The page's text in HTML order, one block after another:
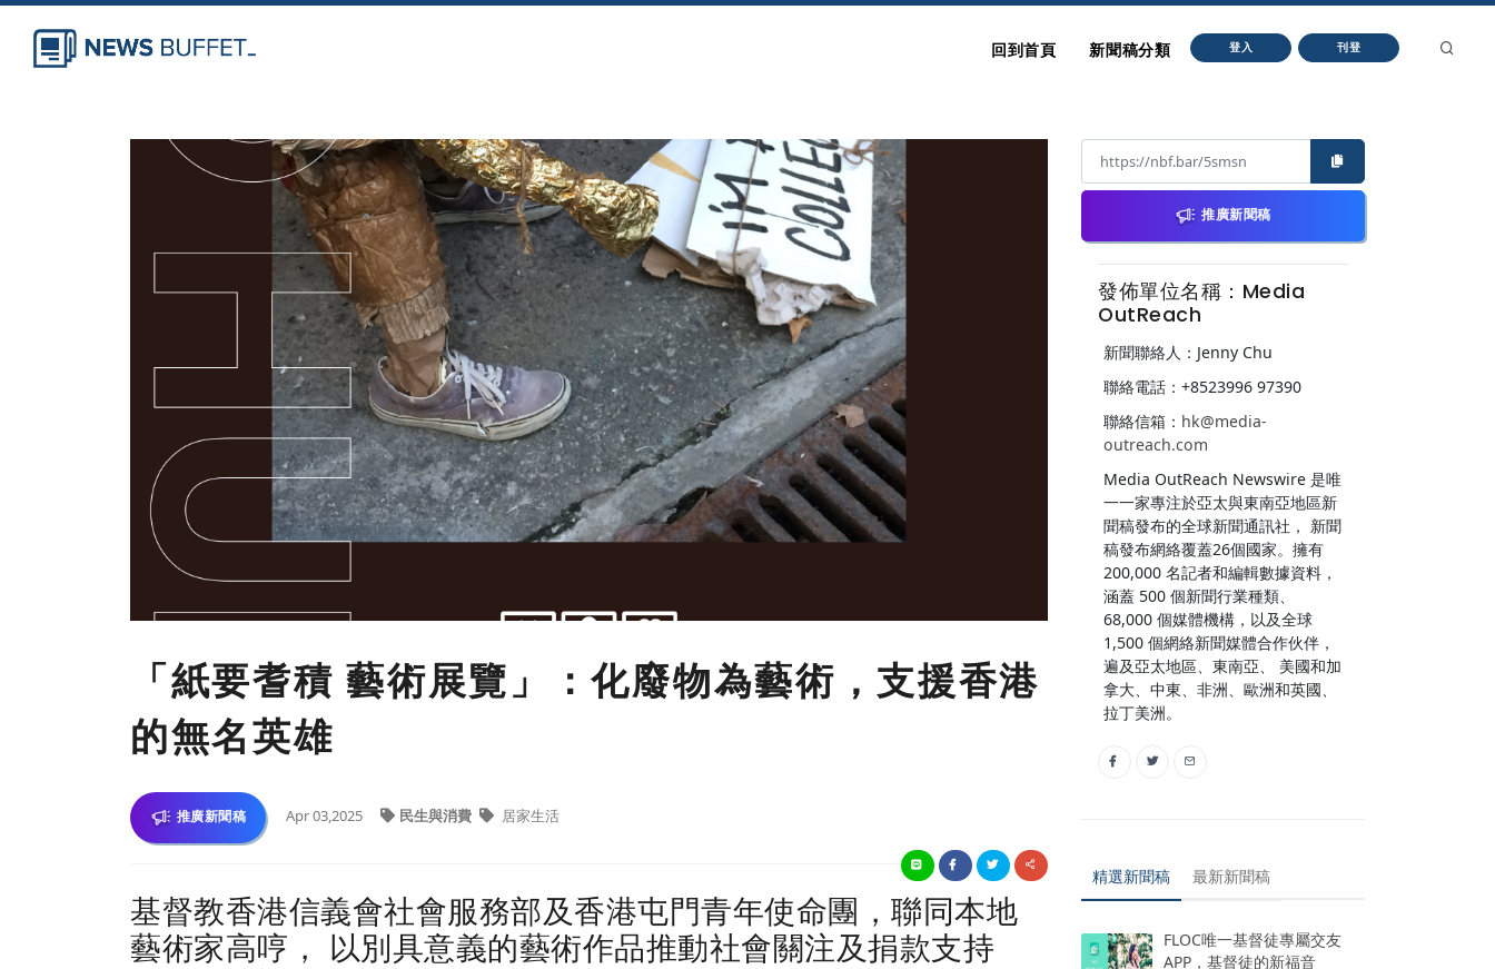
回到首頁 新聞稿分類 登入 刊登
「紙要耆積 藝術展覽」：化廢物為藝術，支援香港
的無名英雄
推廣新聞稿 Apr 03,2025 民生與消費 居家生活
基督教香港信義會社會服務部及香港屯門青年使命團，聯同本地
藝術家高哼， 以別具意義的藝術作品推動社會關注及捐款支持
推廣新聞稿
發佈單位名稱：Media
OutReach
新聞聯絡人：Jenny Chu
聯絡電話：+8523996 97390
聯絡信箱： hk@media-
outreach.com
Media OutReach Newswire 是唯
一一家專注於亞太與東南亞地區新
聞稿發布的全球新聞通訊社， 新聞
稿發布網絡覆蓋26個國家。擁有
200,000 名記者和編輯數據資料，
涵蓋 500 個新聞行業種類、
68,000 個媒體機構，以及全球
1,500 個網絡新聞媒體合作伙伴，
遍及亞太地區、東南亞、 美國和加
拿大、中東、非洲、歐洲和英國、
拉丁美洲。
精選新聞稿 最新新聞稿
FLOC唯一基督徒專屬交友
APP，基督徒的新福音